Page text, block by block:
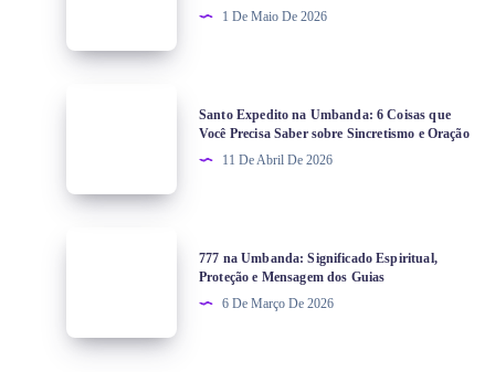
1 De Maio De 2026
Santo Expedito na Umbanda: 6 Coisas que
Você Precisa Saber sobre Sincretismo e Oração
11 De Abril De 2026
777 na Umbanda: Significado Espiritual,
Proteção e Mensagem dos Guias
6 De Março De 2026